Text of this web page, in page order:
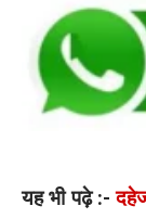
यह भी पढ़े :-